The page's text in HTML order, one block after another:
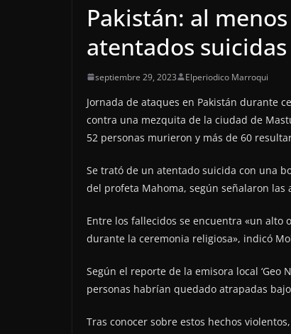
Pakistán: al
atentados
septiembre 29, 2023 Elperiodico Marroqui
Jornada de ataques en Pakistán durante
contra una mezquita de la ciudad de
52 personas murieron y más de 60
Se trató de un atentado suicida con una
del profeta Mahoma, según señalaron las
Entre los fallecidos se encuentra «un alto
durante la ceremonia religiosa», indicó
Según el reporte de la emisora ​​local ‘Geo
personas habrían quedado atrapadas
Tras conocer sobre estos hechos